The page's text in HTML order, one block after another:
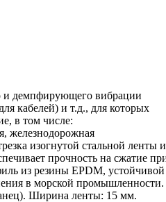
и демпфирующего вибрации
кабелей) и т.д., для которых
в том числе:
железнодорожная
изогнутой стальной ленты и
прочность на сжатие
из резины EPDM, устойчивой
в морской промышленности.
Ширина ленты: 15 мм.